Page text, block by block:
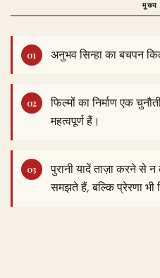
मुख्य
अनुभव सिन्हा का बचपन
फिल्मों का निर्माण एक
महत्वपूर्ण हैं।
पुरानी यादें ताज़ा करने से
समझते हैं, बल्कि प्रेरणा भी